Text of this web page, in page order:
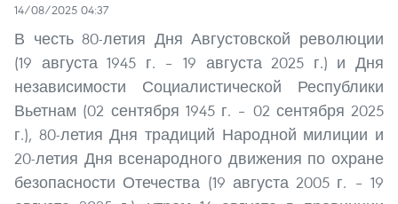
14/08/2025 04:37
В честь 80-летия Дня Августовской революции
(19 августа 1945 г. – 19 августа 2025 г.) и Дня
независимости Социалистической Республики
Вьетнам (02 сентября 1945 г. – 02 сентября 2025
г.), 80-летия Дня традиций Народной милиции и
20-летия Дня всенародного движения по охране
безопасности Отечества (19 августа 2005 г. – 19